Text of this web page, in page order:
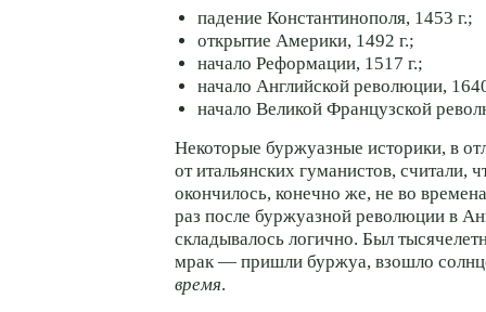
падение Константинополя, 1453 г.;
открытие Америки, 1492 г.;
начало Реформации, 1517 г.;
начало Английской революции,
начало Великой Французской
Некоторые буржуазные историки, в
от итальянских гуманистов, считали,
окончилось, конечно же, не во
раз после буржуазной революции в
складывалось логично. Был
мрак — пришли буржуа, взошло
время.